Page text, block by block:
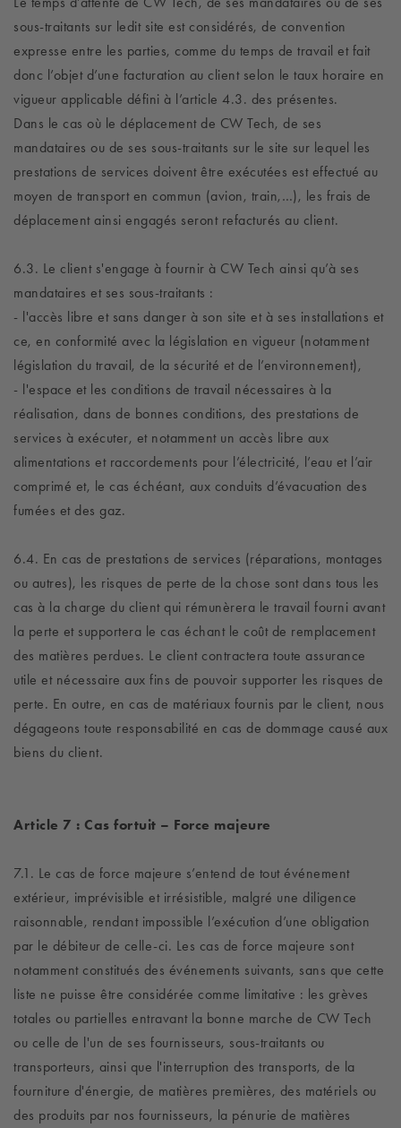
sous-traitants sur ledit site est considérés, de convention
expresse entre les parties, comme du temps de travail et fait
donc l’objet d’une facturation au client selon le taux horaire en
vigueur applicable défini à l’article 4.3. des présentes.
Dans le cas où le déplacement de CW Tech, de ses
mandataires ou de ses sous-traitants sur le site sur lequel les
prestations de services doivent être exécutées est effectué au
moyen de transport en commun (avion, train,…), les frais de
déplacement ainsi engagés seront refacturés au client.
6.3. Le client s'engage à fournir à CW Tech ainsi qu’à ses
mandataires et ses sous-traitants :
- l'accès libre et sans danger à son site et à ses installations et
ce, en conformité avec la législation en vigueur (notamment
législation du travail, de la sécurité et de l’environnement),
- l'espace et les conditions de travail nécessaires à la
réalisation, dans de bonnes conditions, des prestations de
services à exécuter, et notamment un accès libre aux
alimentations et raccordements pour l’électricité, l’eau et l’air
comprimé et, le cas échéant, aux conduits d’évacuation des
fumées et des gaz.
6.4. En cas de prestations de services (réparations, montages
ou autres), les risques de perte de la chose sont dans tous les
cas à la charge du client qui rémunèrera le travail fourni avant
la perte et supportera le cas échant le coût de remplacement
des matières perdues. Le client contractera toute assurance
utile et nécessaire aux fins de pouvoir supporter les risques de
perte. En outre, en cas de matériaux fournis par le client, nous
dégageons toute responsabilité en cas de dommage causé aux
biens du client.
Article 7 : Cas fortuit – Force majeure
7.1. Le cas de force majeure s’entend de tout événement
extérieur, imprévisible et irrésistible, malgré une diligence
raisonnable, rendant impossible l’exécution d’une obligation
par le débiteur de celle-ci. Les cas de force majeure sont
notamment constitués des événements suivants, sans que cette
liste ne puisse être considérée comme limitative : les grèves
totales ou partielles entravant la bonne marche de CW Tech
ou celle de l'un de ses fournisseurs, sous-traitants ou
transporteurs, ainsi que l'interruption des transports, de la
fourniture d'énergie, de matières premières, des matériels ou
des produits par nos fournisseurs, la pénurie de matières